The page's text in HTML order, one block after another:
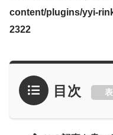
content/plugins/yyi-
2322
目次